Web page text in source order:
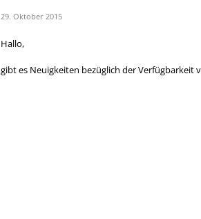
29. Oktober 2015
Hallo,
gibt es Neuigkeiten bezüglich der Verfügbarkeit